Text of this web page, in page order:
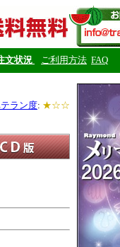
文状況 ご利用方法 FAQ
ラン度: ★☆☆